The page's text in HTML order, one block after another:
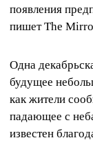
появления
пишет The
Одна
будущее
как жители
падающее с
известен